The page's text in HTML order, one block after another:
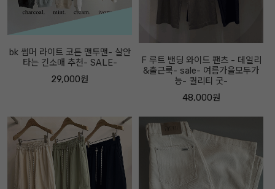
bk 썸머 라이트 코튼 맨투맨- 살안
타는 긴소매 추천- SALE-
29,000원
F 루트 밴딩 와이드 팬츠 - 데일리
&출근룩- sale- 여름가을모두가
능- 퀄리티 굿-
48,000원